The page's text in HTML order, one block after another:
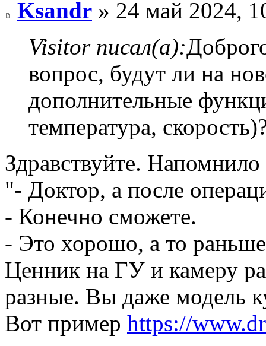
Ksandr » 24 май 2024,
Visitor писал(а):
вопрос, будут ли на
дополнительные
температура,
Здравствуйте. Напомнило
"- Доктор, а после
- Конечно сможете.
- Это хорошо, а то
Ценник на ГУ и камеру
разные. Вы даже модель
Вот пример https://